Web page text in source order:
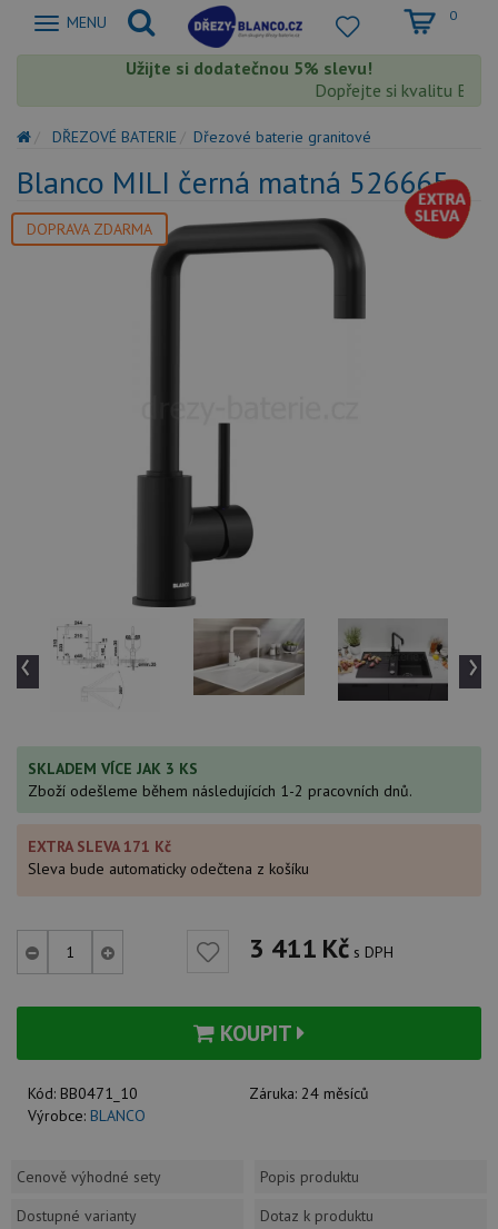
Zobrazit
MENU 0
Užijte si dodatečnou 5% slevu!
Dopřejte si kvalitu
DŘEZOVÉ BATERIE Dřezové baterie granitové
Blanco MILI černá matná 526665
DOPRAVA ZDARMA
‹ ›
SKLADEM VÍCE JAK 3 KS
Zboží odešleme během následujících 1-2 pracovních dnů.
EXTRA SLEVA 171 Kč
Sleva bude automaticky odečtena z košíku
3 411 Kč s DPH
KOUPIT
Kód: BB0471_10 Záruka: 24 měsíců
Výrobce: BLANCO
Cenově výhodné sety
Popis produktu
Dostupné varianty
Dotaz k produktu